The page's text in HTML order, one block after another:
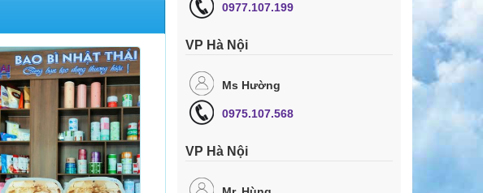
0977.107.199
VP Hà Nội
Ms Hường
0975.107.568
VP Hà Nội